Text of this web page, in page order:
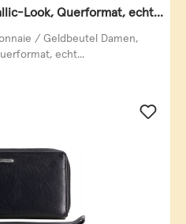
Look, Querformat, echt
/ Geldbeutel Damen,
echt...